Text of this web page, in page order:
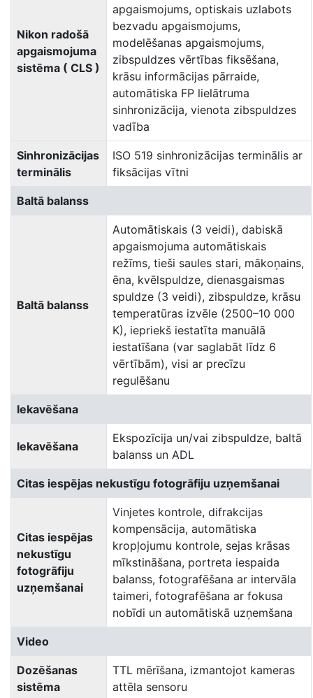
Nikon radošā
apgaismojuma
sistēma ( CLS )
apgaismojums, optiskais uzlabots
bezvadu apgaismojums,
modelēšanas apgaismojums,
zibspuldzes vērtības fiksēšana,
krāsu informācijas pārraide,
automātiska FP lielātruma
sinhronizācija, vienota zibspuldzes
vadība
Sinhronizācijas
terminālis
ISO 519 sinhronizācijas terminālis ar
fiksācijas vītni
Baltā balanss
Baltā balanss
Automātiskais (3 veidi), dabiskā
apgaismojuma automātiskais
režīms, tieši saules stari, mākoņains,
ēna, kvēlspuldze, dienasgaismas
spuldze (3 veidi), zibspuldze, krāsu
temperatūras izvēle (2500–10 000
K), iepriekš iestatīta manuālā
iestatīšana (var saglabāt līdz 6
vērtībām), visi ar precīzu
regulēšanu
Iekavēšana
Iekavēšana
Ekspozīcija un/vai zibspuldze, baltā
balanss un ADL
Citas iespējas nekustīgu fotogrāfiju uzņemšanai
Citas iespējas
nekustīgu
fotogrāfiju
uzņemšanai
Vinjetes kontrole, difrakcijas
kompensācija, automātiska
kropļojumu kontrole, sejas krāsas
mīkstināšana, portreta iespaida
balanss, fotografēšana ar intervāla
taimeri, fotografēšana ar fokusa
nobīdi un automātiskā uzņemšana
Video
Dozēšanas
sistēma
TTL mērīšana, izmantojot kameras
attēla sensoru